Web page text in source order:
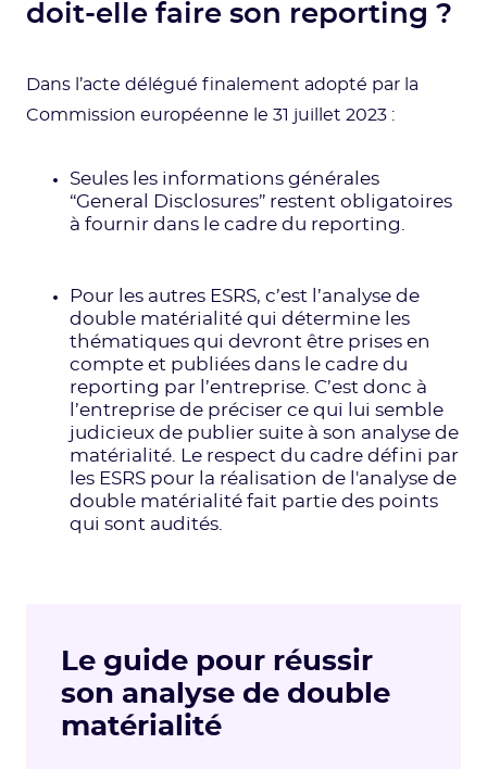
doit-elle faire son reporting ?
Dans l’acte délégué finalement adopté par la
Commission européenne le 31 juillet 2023 :
Seules les informations générales
“General Disclosures” restent obligatoires
à fournir dans le cadre du reporting.
Pour les autres ESRS, c’est l’analyse de
double matérialité qui détermine les
thématiques qui devront être prises en
compte et publiées dans le cadre du
reporting par l’entreprise. C’est donc à
l’entreprise de préciser ce qui lui semble
judicieux de publier suite à son analyse de
matérialité. Le respect du cadre défini par
les ESRS pour la réalisation de l'analyse de
double matérialité fait partie des points
qui sont audités.
Le guide pour réussir
son analyse de double
matérialité